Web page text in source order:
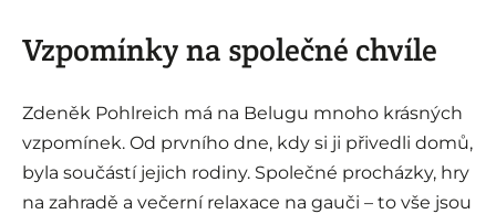
Vzpomínky na společné chvíle
Zdeněk Pohlreich má na Belugu mnoho krásných
vzpomínek. Od prvního dne, kdy si ji přivedli domů,
byla součástí jejich rodiny. Společné procházky, hry
na zahradě a večerní relaxace na gauči – to vše jsou